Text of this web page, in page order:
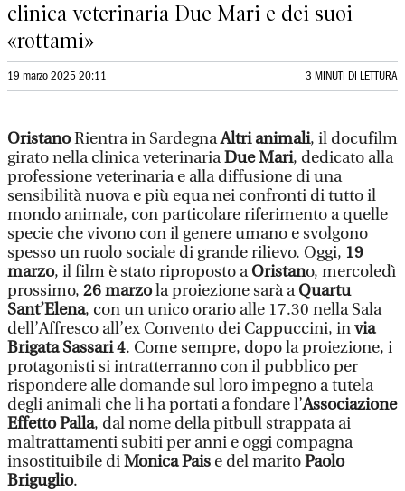
clinica veterinaria Due Mari e dei suoi
«rottami»
19 marzo 2025 20:11 3 MINUTI DI LETTURA
OristanoRientra in SardegnaAltri animali, il docufilm
girato nella clinica veterinariaDue Mari, dedicato alla
professione veterinaria e alla diffusione di una
sensibilità nuova e più equa nei confronti di tutto il
mondo animale, con particolare riferimento a quelle
specie che vivono con il genere umano e svolgono
spesso un ruolo sociale di grande rilievo. Oggi, 19
marzo, il film è stato riproposto aOristano, mercoledì
prossimo, 26 marzola proiezione sarà aQuartu
Sant’Elena, con un unico orario alle 17.30 nella Sala
dell’Affresco all’ex Convento dei Cappuccini, invia
Brigata Sassari 4. Come sempre, dopo la proiezione, i
protagonisti si intratterranno con il pubblico per
rispondere alle domande sul loro impegno a tutela
degli animali che li ha portati a fondare l’Associazione
Effetto Palla, dal nome della pitbull strappata ai
maltrattamenti subiti per anni e oggi compagna
insostituibile diMonica Pais e del maritoPaolo
Briguglio.